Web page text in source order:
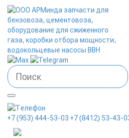
+7 (953) 444-53-03 +7 (8412) 53-43-